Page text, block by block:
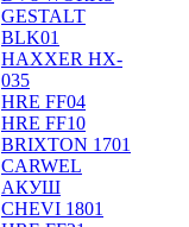
GESTALT
BLK01
HAXXER HX-
035
HRE FF04
HRE FF10
BRIXTON 1701
CARWEL
АКУШ
CHEVI 1801